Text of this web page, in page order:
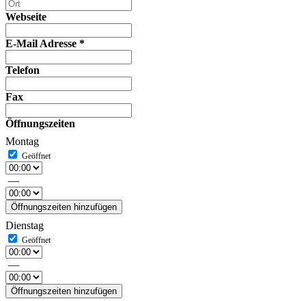
Webseite
E-Mail Adresse *
Telefon
Fax
Öffnungszeiten
Montag
—
Öffnungszeiten hinzufügen
Dienstag
—
Öffnungszeiten hinzufügen